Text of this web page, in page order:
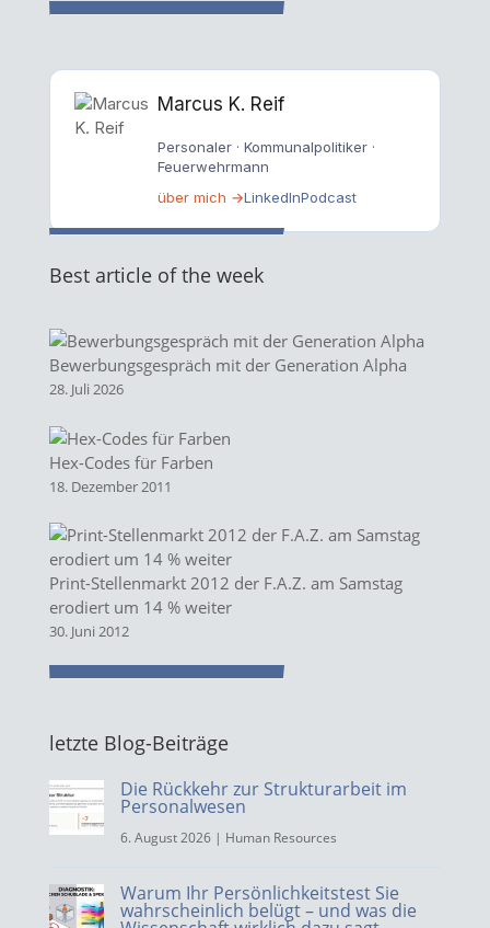
Marcus K. Reif
Personaler · Kommunalpolitiker ·
Feuerwehrmann
über mich →LinkedInPodcast
Best article of the week
Bewerbungsgespräch mit der Generation Alpha
28. Juli 2026
Hex-Codes für Farben
18. Dezember 2011
Print-Stellenmarkt 2012 der F.A.Z. am Samstag
erodiert um 14 % weiter
30. Juni 2012
letzte Blog-Beiträge
Die Rückkehr zur Strukturarbeit im
Personalwesen
6. August 2026| Human Resources
Warum Ihr Persönlichkeitstest Sie
wahrscheinlich belügt – und was die